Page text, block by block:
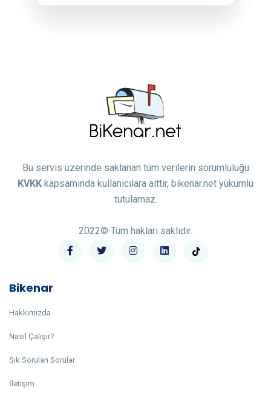
Bu servis üzerinde saklanan tüm verilerin sorumluluğu
KVKK kapsamında kullanıcılara aittir, bikenar.net yükümlü
tutulamaz.
2022© Tüm hakları saklıdır.
Bikenar
Hakkımızda
Nasıl Çalışır?
Sık Sorulan Sorular
İletişim